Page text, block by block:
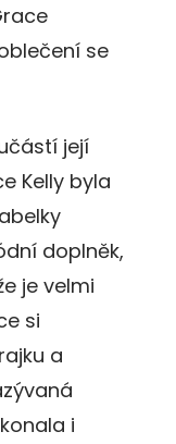
se
její
Kelly byla
doplněk,
je velmi
si
a
i